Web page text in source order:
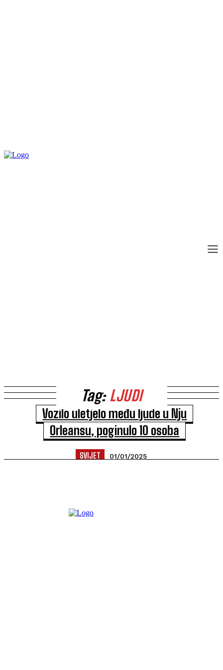
Tag: LJUDI
Vozilo uletjelo među ljude u Nju
Orleansu, poginulo 10 osoba
SVIJET 01/01/2025